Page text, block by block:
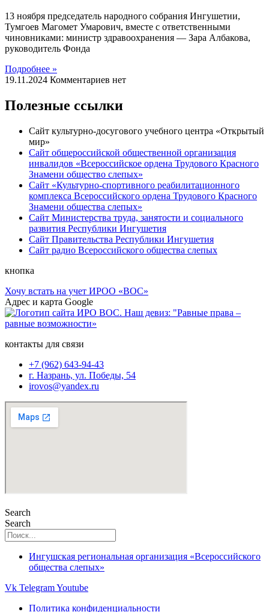
13 ноября председатель народного собрания Ингушетии,
Тумгоев Магомет Умарович, вместе с ответственными
чиновниками: министр здравоохранения — Зара Албакова,
руководитель Фонда
Подробнее »
19.11.2024 Комментариев нет
Полезные ссылки
Сайт культурно-досугового учебного центра «Открытый
мир»
Сайт общероссийской общественной организация
инвалидов «Всероссийское ордена Трудового Красного
Знамени общество слепых»
Сайт «Культурно-спортивного реабилитационного
комплекса Всероссийского ордена Трудового Красного
Знамени общества слепых»
Сайт Министерства труда, занятости и социального
развития Республики Ингушетия
Сайт Правительства Республики Ингушетия
Сайт радио Всероссийского общества слепых
кнопка
Хочу встать на учет ИРОО «ВОС»
Адрес и карта Google
контакты для связи
+7 (962) 643-94-43
г. Назрань, ул. Победы, 54
irovos@yandex.ru
Search
Search
Ингушская региональная организация «Всероссийского
общества слепых»
Vk TelegramYoutube
Политика конфиденциальности